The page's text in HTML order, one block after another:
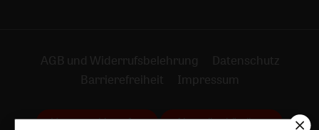
AGB und Widerrufsbelehrung
Datenschutz
Barrierefreiheit
Impressum
Vertrag widerrufen Abo online kündigen